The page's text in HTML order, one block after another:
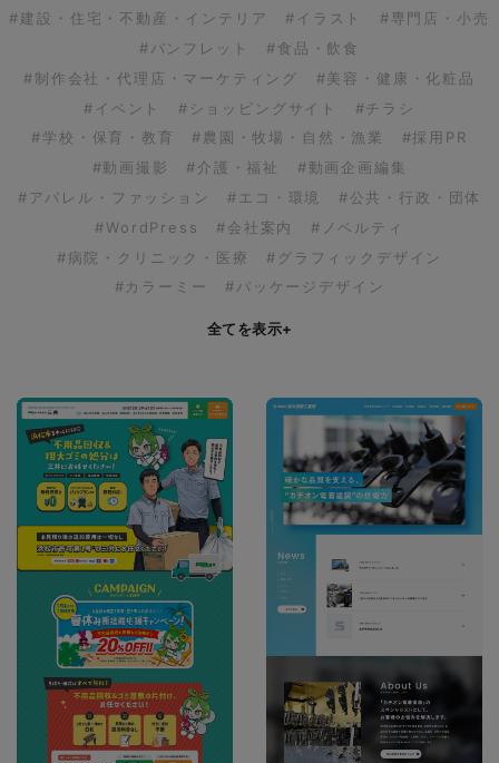
#建設・住宅・不動産・インテリア
#イラスト
#専門店・小売
#パンフレット
#食品・飲食
#制作会社・代理店・マーケティング
#美容・健康・化粧品
#イベント
#ショッピングサイト
#チラシ
#学校・保育・教育
#農園・牧場・自然・漁業
#採用PR
#動画撮影
#介護・福祉
#動画企画編集
#アパレル・ファッション
#エコ・環境
#公共・行政・団体
#WordPress
#会社案内
#ノベルティ
#病院・クリニック・医療
#グラフィックデザイン
#カラーミー
#パッケージデザイン
全てを表示+